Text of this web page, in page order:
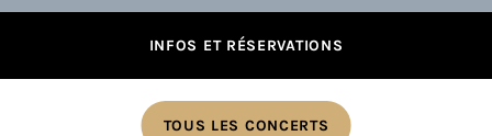
TOUS LES CONCERTS
INFOS ET RÉSERVATIONS